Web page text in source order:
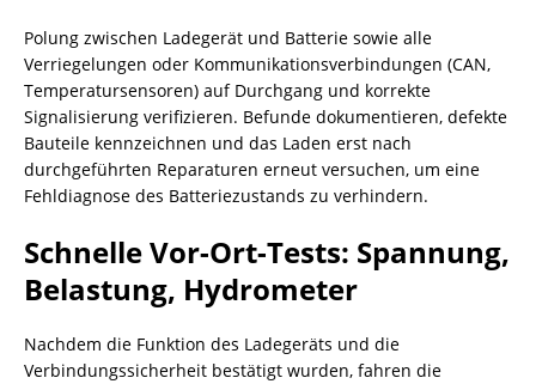
Polung zwischen Ladegerät und Batterie sowie alle
Verriegelungen oder Kommunikationsverbindungen (CAN,
Temperatursensoren) auf Durchgang und korrekte
Signalisierung verifizieren. Befunde dokumentieren, defekte
Bauteile kennzeichnen und das Laden erst nach
durchgeführten Reparaturen erneut versuchen, um eine
Fehldiagnose des Batteriezustands zu verhindern.
Schnelle Vor-Ort-Tests: Spannung,
Belastung, Hydrometer
Nachdem die Funktion des Ladegeräts und die
Verbindungssicherheit bestätigt wurden, fahren die